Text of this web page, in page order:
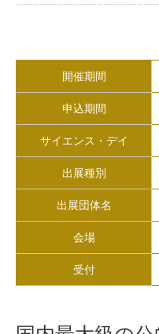
開催期間
申込期間
サイエンス・デイ
出展種別
出展団体名
会場
受付